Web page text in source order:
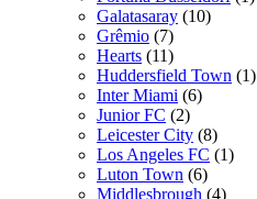
Galatasaray (10)
Grêmio (7)
Hearts (11)
Huddersfield Town (1)
Inter Miami (6)
Junior FC (2)
Leicester City (8)
Los Angeles FC (1)
Luton Town (6)
Middlesbrough (4)